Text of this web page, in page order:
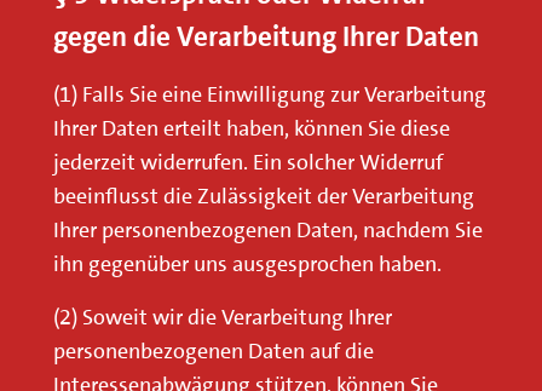
gegen die Verarbeitung Ihrer Daten
(1) Falls Sie eine Einwilligung zur Verarbeitung
Ihrer Daten erteilt haben, können Sie diese
jederzeit widerrufen. Ein solcher Widerruf
beeinflusst die Zulässigkeit der Verarbeitung
Ihrer personenbezogenen Daten, nachdem Sie
ihn gegenüber uns ausgesprochen haben.
(2) Soweit wir die Verarbeitung Ihrer
personenbezogenen Daten auf die